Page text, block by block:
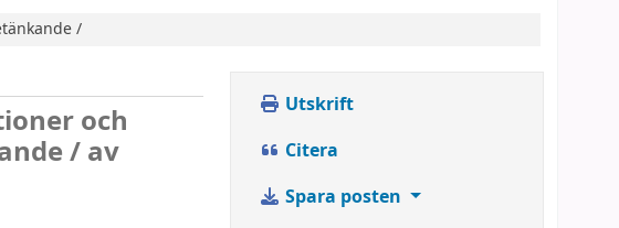
/
och
/av
Utskrift
Citera
Spara posten